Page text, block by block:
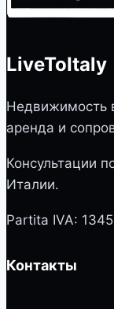
LiveToItaly
Недвижимость
аренда и
Консультации
Италии.
Partita IVA:
Контакты